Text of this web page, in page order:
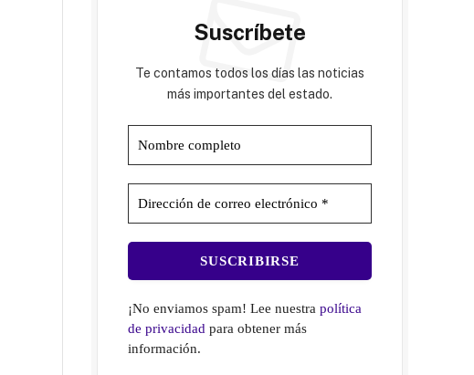
Suscríbete
Te contamos todos los días las noticias
más importantes del estado.
¡No enviamos spam! Lee nuestrapolítica
de privacidad para obtener más
información.